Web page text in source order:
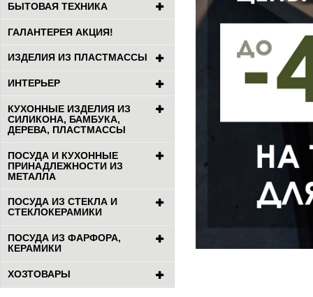
БЫТОВАЯ ТЕХНИКА
ГАЛАНТЕРЕЯ АКЦИЯ!
ИЗДЕЛИЯ ИЗ ПЛАСТМАССЫ
ИНТЕРЬЕР
КУХОННЫЕ ИЗДЕЛИЯ ИЗ
СИЛИКОНА, БАМБУКА,
ДЕРЕВА, ПЛАСТМАССЫ
ПОСУДА И КУХОННЫЕ
ПРИНАДЛЕЖНОСТИ ИЗ
МЕТАЛЛА
ПОСУДА ИЗ СТЕКЛА И
СТЕКЛОКЕРАМИКИ
ПОСУДА ИЗ ФАРФОРА,
КЕРАМИКИ
ХОЗТОВАРЫ